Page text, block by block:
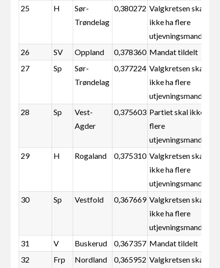
25 H
Sør-
Trøndelag
0,380272 Valgkretsen skal
ikke ha flere
utjevningsmandater
26
SV Oppland 0,378360 Mandat tildelt
27
Sp
Sør-
Trøndelag
0,377224 Valgkretsen skal
ikke ha flere
utjevningsmandater
28
Sp
Vest-
Agder
0,375603 Partiet skal ikke ha
flere
utjevningsmandater
29
H Rogaland 0,375310 Valgkretsen skal
ikke ha flere
utjevningsmandater
30
Sp Vestfold 0,367669 Valgkretsen skal
ikke ha flere
utjevningsmandater
31
V Buskerud 0,367357 Mandat tildelt
32
Frp Nordland 0,365952 Valgkretsen skal